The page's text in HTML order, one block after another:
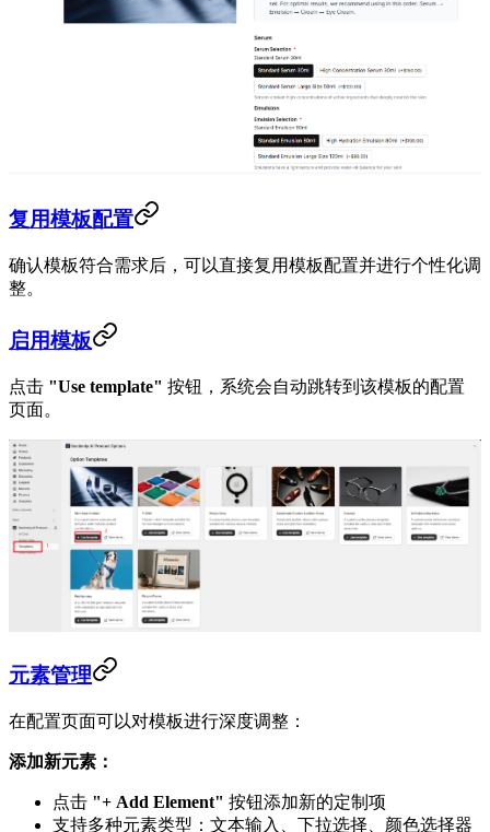
复用模板配置
确认模板符合需求后，可以直接复用模板配置并进行个性化调
整。
启用模板
点击 "Use template" 按钮，系统会自动跳转到该模板的配置
页面。
元素管理
在配置页面可以对模板进行深度调整：
添加新元素：
点击 "+ Add Element" 按钮添加新的定制项
支持多种元素类型：文本输入、下拉选择、颜色选择器